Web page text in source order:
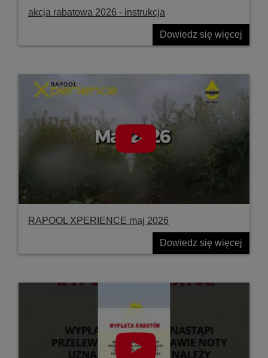
akcja rabatowa 2026 - instrukcja
Dowiedz się więcej
RAPOOL XPERIENCE maj 2026
Dowiedz się więcej